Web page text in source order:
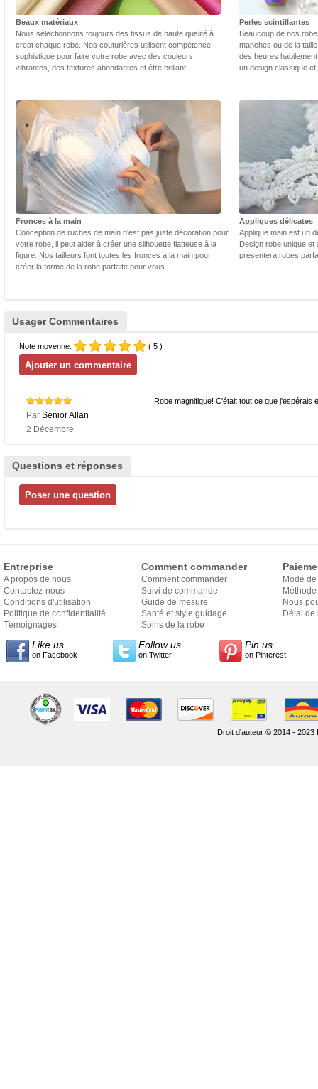
Beaux matériaux
Nous sélectionnons toujours des tissus de haute qualité à
creat chaque robe. Nos couturières utilisent compétence
sophistiqué pour faire votre robe avec des couleurs
vibrantes, des textures abondantes et être brillant.
Perles scintillantes
Beaucoup de nos
manches ou de la
des heures
un design classique
Fronces à la main
Conception de ruches de main n'est pas juste décoration pour
votre robe, il peut aider à créer une silhouette flatteuse à la
figure. Nos tailleurs font toutes les fronces à la main pour
créer la forme de la robe parfaite pour vous.
Appliques délicates
Applique main est un
Design robe unique
présentera robes
Usager Commentaires
Note moyenne: ( 5 )
Par Senior Allan
2 Décembre
Robe magnifique! C'était tout ce que
Questions et réponses
Entreprise
A propos de nous
Contactez-nous
Conditions d'utilisation
Politique de confidentialité
Témoignages
Comment commander
Comment commander
Suivi de commande
Guide de mesure
Santé et style guidage
Soins de la robe
Mode
Nous
Délai de
Like us
on Facebook
Follow us
on Twitter
Pin us
on Pinterest
Droit d'auteur © 2014 - 2023